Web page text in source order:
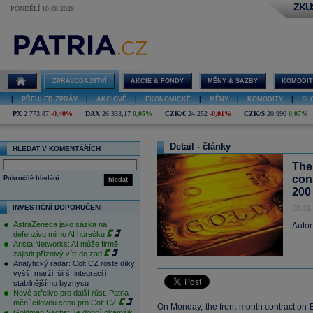
PONDĚLÍ 10.08.2026
ZPRAVODAJSTVÍ AKCIE & FONDY MĚNY & SAZBY
PŘEHLED ZPRÁV AKCIOVÉ EKONOMICKÉ MĚNY KOMODITY
PX 2 773,87 -0,40% DAX 26 333,17 0,05% CZK/€ 24,252 -0,01% CZK/$ 20,990 0,07%
HLEDAT V KOMENTÁŘÍCH
hledat
Pokročilé hledání
INVESTIČNÍ DOPORUČENÍ
AstraZeneca jako sázka na
defenzivu mimo AI horečku
Arista Networks: AI může firmě
zajistit příznivý vítr do zad
Analytický radar: Colt CZ roste díky
vyšší marži, širší integraci i
stabilnějšímu byznysu
Nové střelivo pro další růst. Patria
mění cílovou cenu pro Colt CZ
Detail - články
On Monday, the front-month contract on